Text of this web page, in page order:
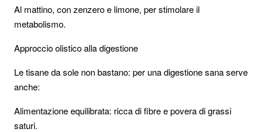
Al mattino, con zenzero e limone, per stimolare il
metabolismo.
Approccio olistico alla digestione
Le tisane da sole non bastano: per una digestione sana serve
anche:
Alimentazione equilibrata: ricca di fibre e povera di grassi
saturi.